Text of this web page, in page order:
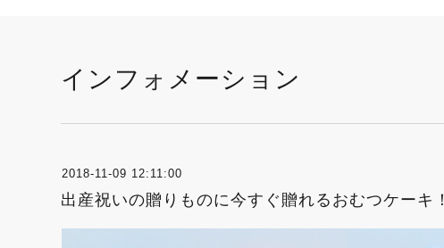
インフォメーション
2018-11-09 12:11:00
出産祝いの贈りものに今すぐ贈れるおむつケーキ！